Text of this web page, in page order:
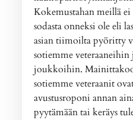
Kokemustahan meillä ei
sodasta onneksi ole eli
asian tiimoilta pyöritty
sotiemme
joukkoihin.
sotiemme veteraanit
avustusroponi annan
pyytämään tai keräys